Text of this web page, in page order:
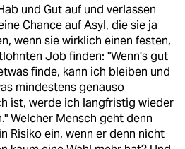
und Gut auf und verlassen
Chance auf Asyl, die sie ja
wenn sie wirklich einen festen,
Job finden: "Wenn's gut
finde, kann ich bleiben und
mindestens genauso
ist, werde ich langfristig wieder
Welcher Mensch geht denn
Risiko ein, wenn er denn nicht